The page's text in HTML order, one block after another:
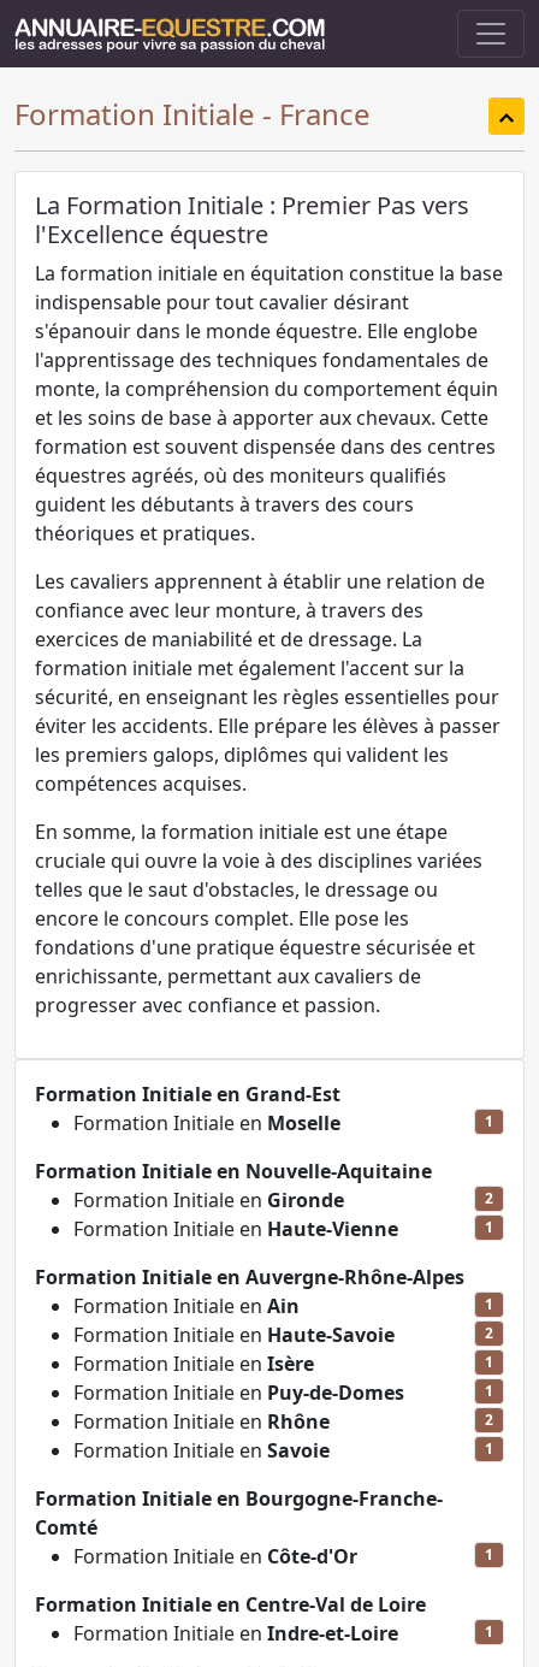
Formation Initiale - France
La Formation Initiale : Premier Pas vers
l'Excellence équestre
La formation initiale en équitation constitue la base
indispensable pour tout cavalier désirant
s'épanouir dans le monde équestre. Elle englobe
l'apprentissage des techniques fondamentales de
monte, la compréhension du comportement équin
et les soins de base à apporter aux chevaux. Cette
formation est souvent dispensée dans des centres
équestres agréés, où des moniteurs qualifiés
guident les débutants à travers des cours
théoriques et pratiques.
Les cavaliers apprennent à établir une relation de
confiance avec leur monture, à travers des
exercices de maniabilité et de dressage. La
formation initiale met également l'accent sur la
sécurité, en enseignant les règles essentielles pour
éviter les accidents. Elle prépare les élèves à passer
les premiers galops, diplômes qui valident les
compétences acquises.
En somme, la formation initiale est une étape
cruciale qui ouvre la voie à des disciplines variées
telles que le saut d'obstacles, le dressage ou
encore le concours complet. Elle pose les
fondations d'une pratique équestre sécurisée et
enrichissante, permettant aux cavaliers de
progresser avec confiance et passion.
Formation Initiale en Grand-Est
Formation Initiale en Moselle 1
Formation Initiale en Nouvelle-Aquitaine
Formation Initiale en Gironde 2
Formation Initiale en Haute-Vienne 1
Formation Initiale en Auvergne-Rhône-Alpes
Formation Initiale en Ain 1
Formation Initiale en Haute-Savoie 2
Formation Initiale en Isère 1
Formation Initiale en Puy-de-Domes 1
Formation Initiale en Rhône 2
Formation Initiale en Savoie 1
Formation Initiale en Bourgogne-Franche-
Comté
Formation Initiale en Côte-d'Or 1
Formation Initiale en Centre-Val de Loire
Formation Initiale en Indre-et-Loire 1